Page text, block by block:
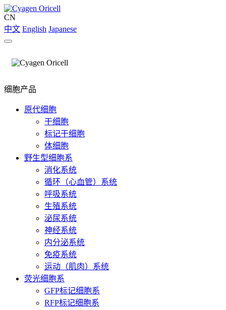
CN
中文 English Japanese
细胞产品
原代细胞
干细胞
标记干细胞
体细胞
野生型细胞系
消化系统
循环（心血管）系统
呼吸系统
生殖系统
泌尿系统
神经系统
内分泌系统
免疫系统
运动（肌肉）系统
荧光细胞系
GFP标记细胞系
RFP标记细胞系